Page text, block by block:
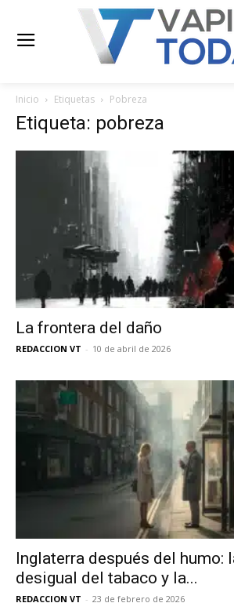
Inicio Etiquetas Pobreza
Etiqueta: pobreza
La frontera del daño
REDACCION VT - 10 de abril de 2026
Inglaterra después del humo:
desigual del tabaco y la...
REDACCION VT - 23 de febrero de 2026